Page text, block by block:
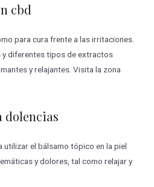
cbd
para cura frente a las irritaciones.
y diferentes tipos de extractos
y relajantes. Visita la zona
dolencias
utilizar el bálsamo tópico en la piel
y dolores, tal como relajar y